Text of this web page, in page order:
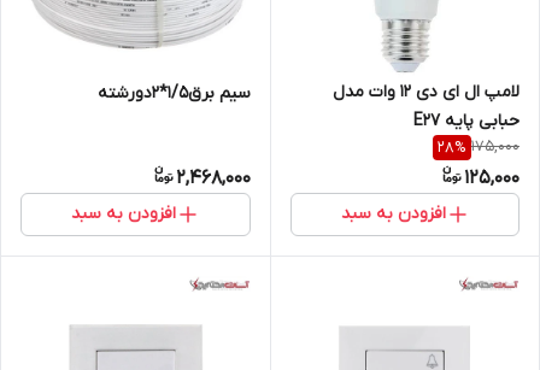
لامپ ال ای دی 12 وات مدل
حبابی پایه E27
175,000
28%
125,000
افزودن به سبد
سیم برق1/5*2دورشته
2,468,000
افزودن به سبد